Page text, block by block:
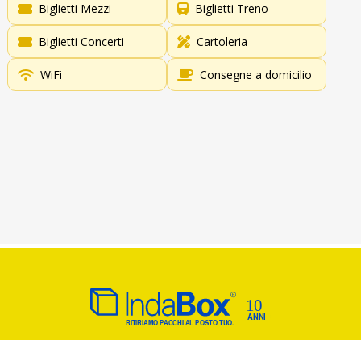
Biglietti Mezzi Biglietti Treno
Biglietti Concerti Cartoleria
WiFi Consegne a domicilio